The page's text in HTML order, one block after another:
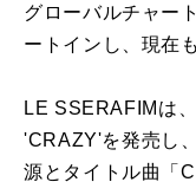
グローバルチャー
ートインし、現在
LE SSERAFIMは
'CRAZY'を発売し
源とタイトル曲「